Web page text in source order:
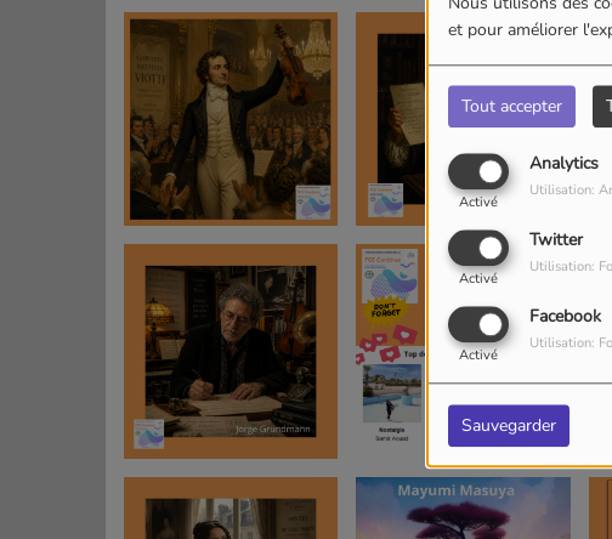
et pour améliorer
Tout accepter
Analytics
Activé
Utilisation:
Twitter
Activé
Utilisation:
Facebook
Activé
Utilisation:
Sauvegarder